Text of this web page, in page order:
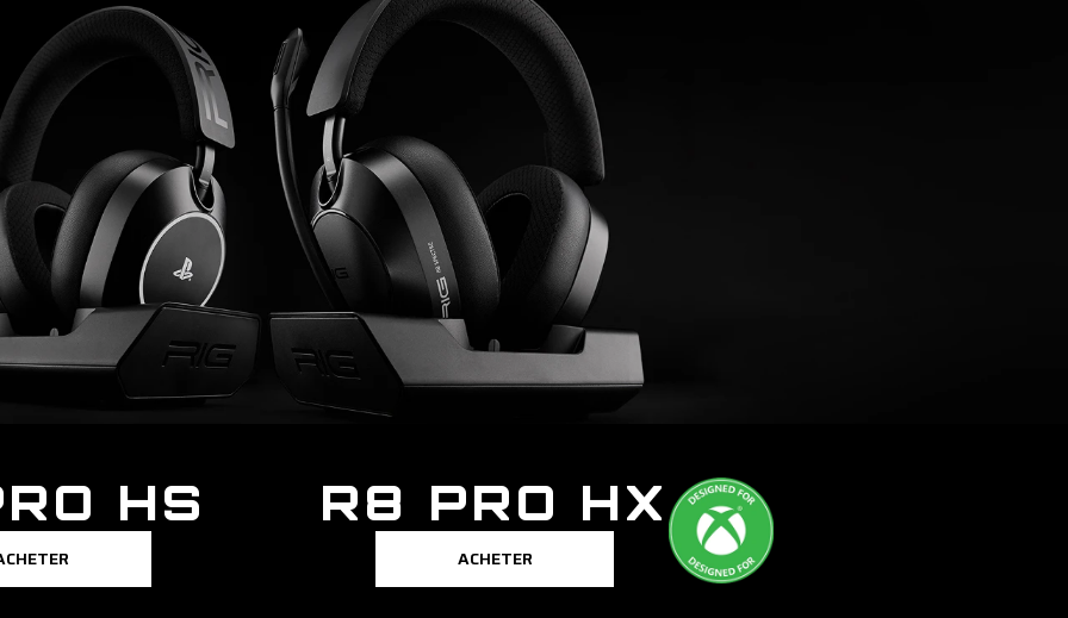
HS R8 PRO HX
ACHETER